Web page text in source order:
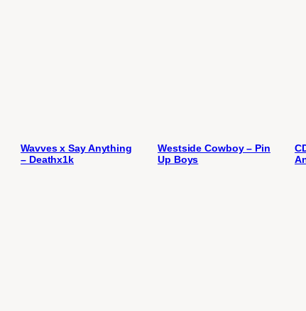
Wavves x Say Anything
– Deathx1k
Westside Cowboy – Pin
Up Boys